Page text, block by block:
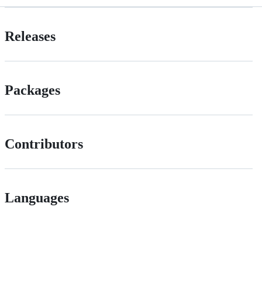
Releases
Packages
Contributors
Languages